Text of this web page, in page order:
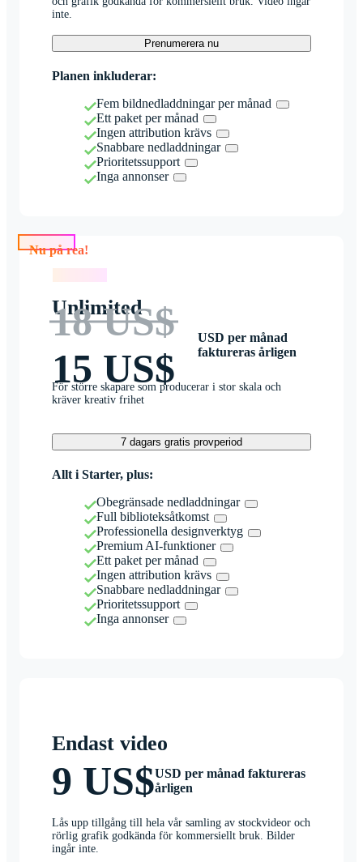
inte.
Prenumerera nu
Planen inkluderar:
Fem bildnedladdningar per månad
Ett paket per månad
Ingen attribution krävs
Snabbare nedladdningar
Prioritetssupport
Inga annonser
Nu på rea!
Unlimited
18 US$
15 US$
USD per månad
faktureras årligen
För större skapare som producerar i stor skala och
kräver kreativ frihet
7 dagars gratis provperiod
Allt i Starter, plus:
Obegränsade nedladdningar
Full biblioteksåtkomst
Professionella designverktyg
Premium AI-funktioner
Ett paket per månad
Ingen attribution krävs
Snabbare nedladdningar
Prioritetssupport
Inga annonser
Endast video
9 US$USD per månad faktureras
årligen
Lås upp tillgång till hela vår samling av stockvideor och
rörlig grafik godkända för kommersiellt bruk. Bilder
ingår inte.